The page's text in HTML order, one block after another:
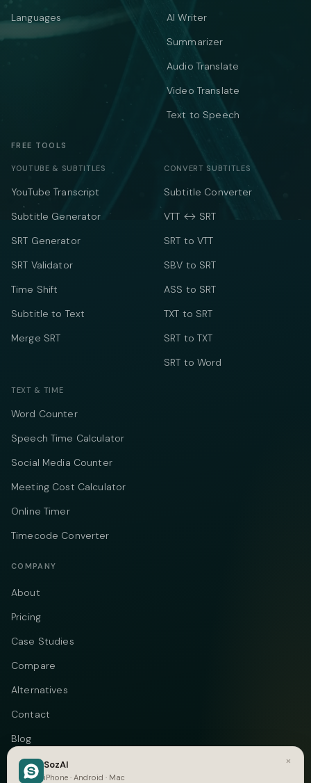
Languages
AI Writer
Summarizer
Audio Translate
Video Translate
Text to Speech
FREE TOOLS
YOUTUBE & SUBTITLES
YouTube Transcript
Subtitle Generator
SRT Generator
SRT Validator
Time Shift
Subtitle to Text
Merge SRT
CONVERT SUBTITLES
Subtitle Converter
VTT ↔ SRT
SRT to VTT
SBV to SRT
ASS to SRT
TXT to SRT
SRT to TXT
SRT to Word
TEXT & TIME
Word Counter
Speech Time Calculator
Social Media Counter
Meeting Cost Calculator
Online Timer
Timecode Converter
COMPANY
About
Pricing
Case Studies
Compare
Alternatives
Contact
Blog
Privacy
×
SozAI
iPhone · Android · Mac